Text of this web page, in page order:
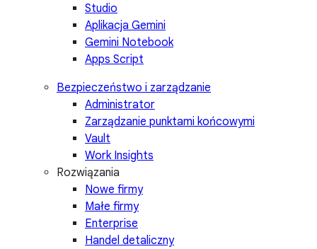
Studio
Aplikacja Gemini
Gemini Notebook
Apps Script
Bezpieczeństwo i zarządzanie
Administrator
Zarządzanie punktami końcowymi
Vault
Work Insights
Rozwiązania
Nowe firmy
Małe firmy
Enterprise
Handel detaliczny